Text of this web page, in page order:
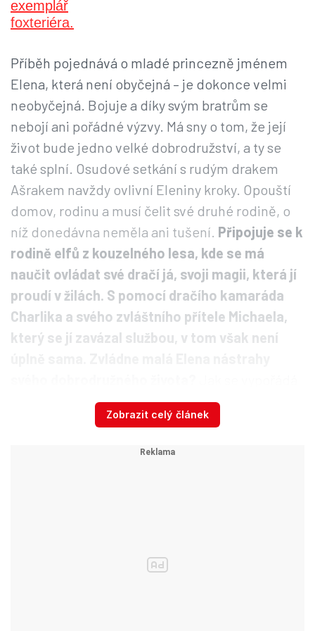
Příběh pojednává o mladé princezně jménem
Elena, která není obyčejná – je dokonce velmi
neobyčejná. Bojuje a díky svým bratrům se
nebojí ani pořádné výzvy. Má sny o tom, že její
život bude jedno velké dobrodružství, a ty se
také splní. Osudové setkání s rudým drakem
Ašrakem navždy ovlivní Eleniny kroky. Opouští
domov, rodinu a musí čelit své druhé rodině, o
níž donedávna neměla ani tušení. Připojuje se k
rodině elfů z kouzelného lesa, kde se má
naučit ovládat své dračí já, svoji magii, která jí
proudí v žilách. S pomocí dračího kamaráda
Charlika a svého zvláštního přítele Michaela,
který se jí zavázal službou, v tom však není
s pravdou o sobě samotné? O tom už vypráví
oblíbený autorčin příběh.
Zobrazit celý článek